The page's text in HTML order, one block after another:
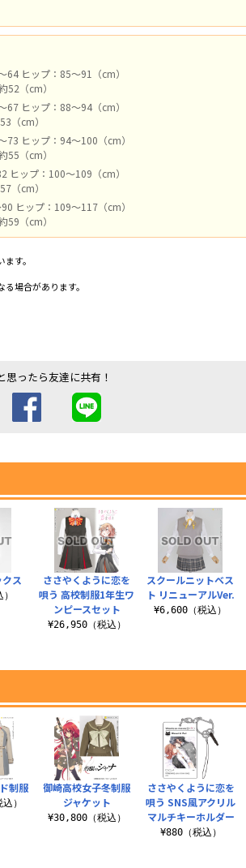
ヒップ：85～91（cm）
52（cm）
ヒップ：88～94（cm）
（cm）
ヒップ：94～100（cm）
55（cm）
ヒップ：100～109（cm）
（cm）
ヒップ：109～117（cm）
59（cm）
す。
場合があります。
思ったら友達に共有！
ス
ささやくように恋を
唄う 高校制服1年生ワ
ンピースセット
¥26,950（税込）
スクールニットベス
ト リニューアルVer.
¥6,600（税込）
制服
）
御崎高校女子冬制服
ジャケット
¥30,800（税込）
ささやくように恋を
唄う SNS風アクリル
マルチキーホルダー
¥880（税込）